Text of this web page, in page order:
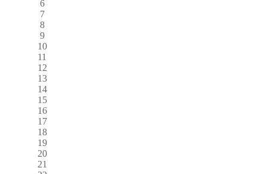
6
7
8
9
10
11
12
13
14
15
16
17
18
19
20
21